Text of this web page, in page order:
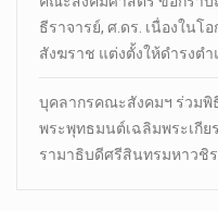
ธีราจารย์, ศ.ดร. เนื่องใน
สังฆราช แต่งตั้งให้ดำรงต
บุคลากรคณะสังคมฯ ร่วมพิ
พระพุทธมนต์เฉลิมพระเกีย
รามาธิบดีศรีสินทรมหาวชิ